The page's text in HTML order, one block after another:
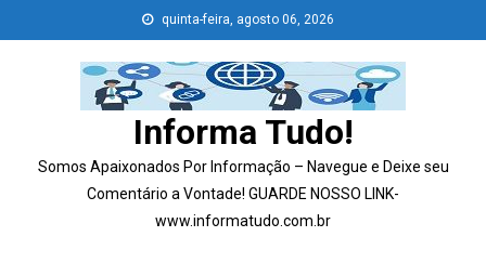
to
quinta-feira, agosto 06, 2026
Informa Tudo!
Somos Apaixonados Por Informação – Navegue e Deixe seu
Comentário a Vontade! GUARDE NOSSO LINK-
www.informatudo.com.br